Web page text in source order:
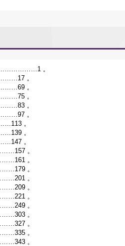
。
。
。
。
。
。
。
。
。
。
。
。
。
。
。
。
。
。
。
。